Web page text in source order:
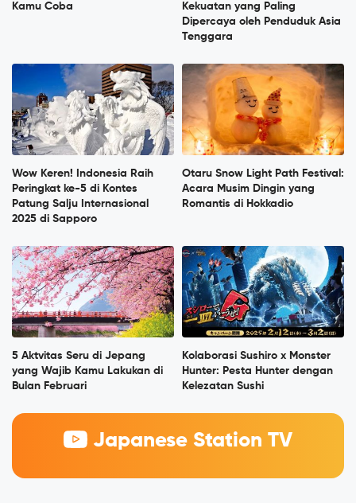
Kamu Coba
Kekuatan yang Paling
Dipercaya oleh Penduduk Asia
Tenggara
Wow Keren! Indonesia Raih
Peringkat ke-5 di Kontes
Patung Salju Internasional
2025 di Sapporo
Otaru Snow Light Path Festival:
Acara Musim Dingin yang
Romantis di Hokkadio
5 Aktvitas Seru di Jepang
yang Wajib Kamu Lakukan di
Bulan Februari
Kolaborasi Sushiro x Monster
Hunter: Pesta Hunter dengan
Kelezatan Sushi
Japanese Station TV